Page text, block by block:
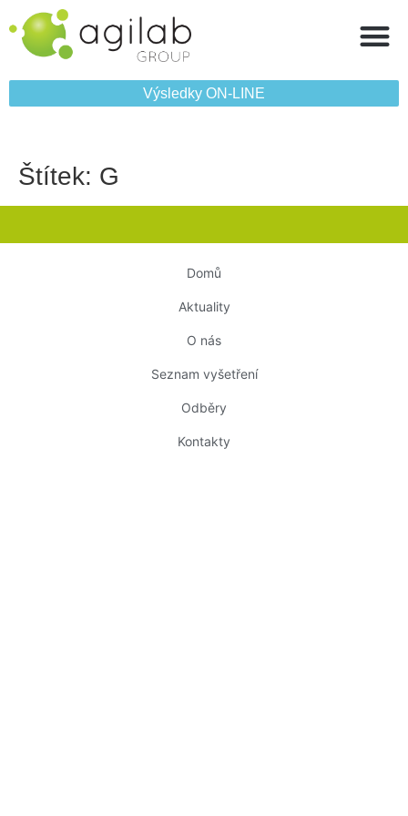
Výsledky ON‑LINE
Štítek: G
Domů
Aktuality
O nás
Seznam vyšetření
Odběry
Kontakty